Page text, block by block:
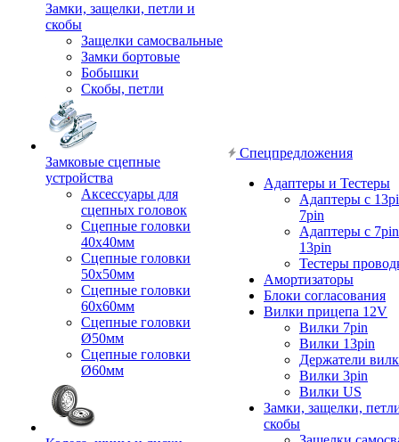
Замки, защелки, петли и
скобы
Защелки самосвальные
Замки бортовые
Бобышки
Скобы, петли
Замковые сцепные
устройства
Аксессуары для
сцепных головок
Сцепные головки
40x40мм
Сцепные головки
50x50мм
Сцепные головки
60x60мм
Сцепные головки
Ø50мм
Сцепные головки
Ø60мм
Спецпредложения
Адаптеры и Тестеры
Адаптеры с
7pin
Адаптеры с
13pin
Тестеры
Амортизаторы
Блоки согласования
Вилки прицепа 12V
Вилки 7pin
Вилки 13pin
Держатели
Вилки 3pin
Вилки US
Замки, защелки,
скобы